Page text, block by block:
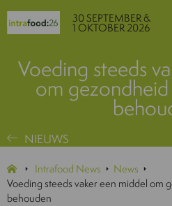
30 SEPTEMBER &
1 OKTOBER 2026
Voeding steeds
om
NIEUWS
Intrafood News
News
Voeding steeds vaker een middel om
behouden